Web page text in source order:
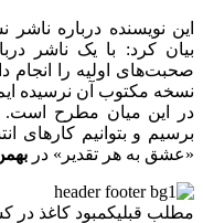
این نویسنده درباره
بیان کرد: با یک ناشر
صحبت‌های اولیه را انجام
نسخه مکتوب آن نرسیده
در این میان مطرح است.
برسیم و بتوانیم کار‌های
«عشق به هر تقدیر» در
مطلب قبلیکمبود کاغذ در